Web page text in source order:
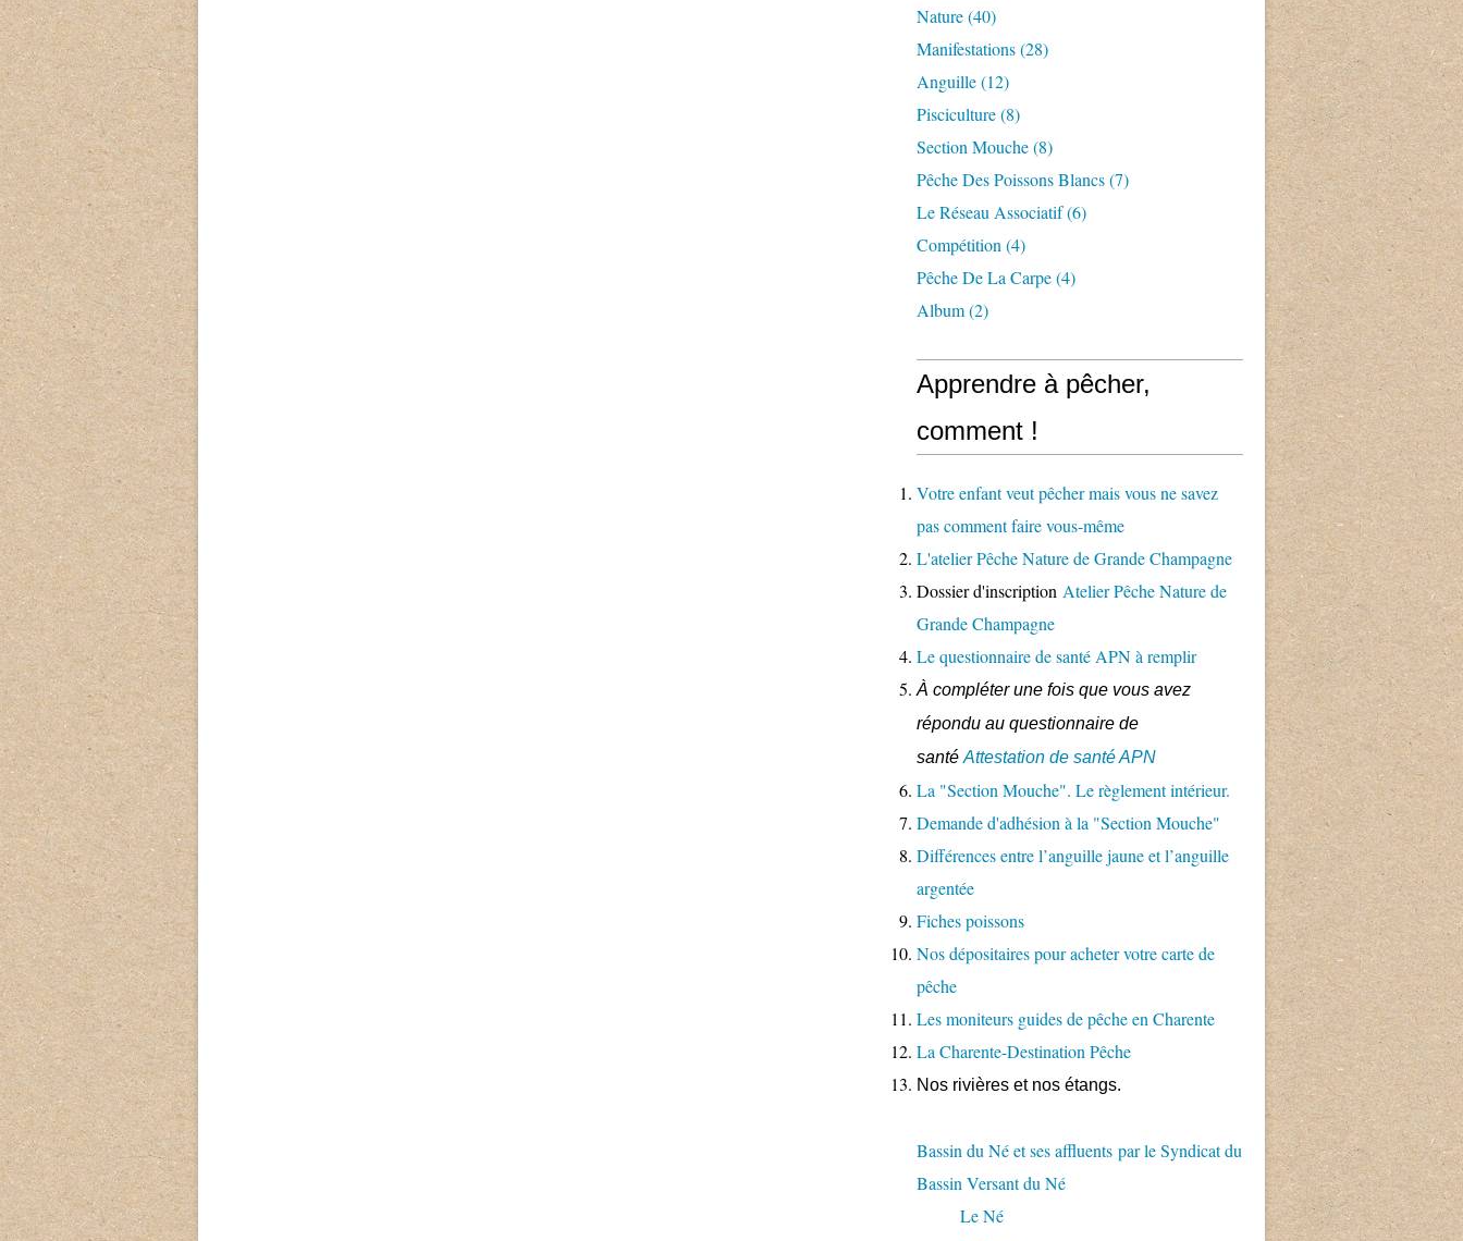
Nature(40)
Manifestations(28)
Anguille(12)
Pisciculture(8)
Section Mouche(8)
Pêche Des Poissons Blancs(7)
Le Réseau Associatif(6)
Compétition (4)
Pêche De La Carpe(4)
Album(2)
Apprendre à pêcher,
comment !
Votre enfant veut pêcher mais vous ne savez
pas comment faire vous-même
L'atelier Pêche Nature de Grande Champagne
Dossier d'inscription Atelier Pêche Nature de
Grande Champagne
Le questionnaire de santé APN à remplir
À compléter une fois que vous avez
répondu au questionnaire de
santé Attestation de santé APN
La "Section Mouche". Le règlement intérieur.
Demande d'adhésion à la "Section Mouche"
Différences entre l’anguille jaune et l’anguille
argentée
Fiches poissons
Nos dépositaires pour acheter votre carte de
pêche
Les moniteurs guides de pêche en Charente
La Charente-Destination Pêche
Nos rivières et nos étangs.
Bassin du Né et ses affluents par le Syndicat du
Bassin Versant du Né
Le Né